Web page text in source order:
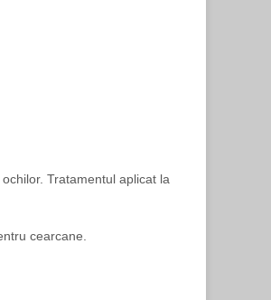
Tratamentul aplicat la
cearcane.